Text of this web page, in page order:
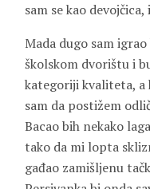
sam se kao
Mada dugo sam
školskom dvorištu i
kategoriji kvaliteta, a
sam da postižem
Bacao bih nekako
tako da mi lopta
gađao zamišljenu